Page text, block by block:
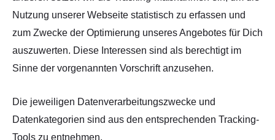
Nutzung unserer Webseite statistisch zu erfassen und
zum Zwecke der Optimierung unseres Angebotes für Dich
auszuwerten. Diese Interessen sind als berechtigt im
Sinne der vorgenannten Vorschrift anzusehen.
Die jeweiligen Datenverarbeitungszwecke und
Datenkategorien sind aus den entsprechenden Tracking-
Tools zu entnehmen.